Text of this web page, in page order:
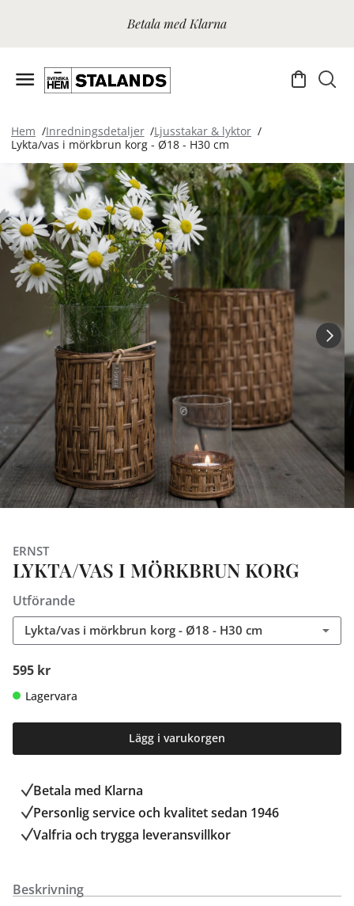
Betala med Klarna
Hem Inredningsdetaljer
Ljusstakar & lyktor
Lykta/vas i mörkbrun korg - Ø18 - H30 cm
ERNST
LYKTA/VAS I MÖRKBRUN KORG
Utförande
Lykta/vas i mörkbrun korg - Ø18 - H30 cm
595 kr
Lagervara
Lägg i varukorgen
Betala med Klarna
Personlig service och kvalitet sedan 1946
Valfria och trygga leveransvillkor
Beskrivning